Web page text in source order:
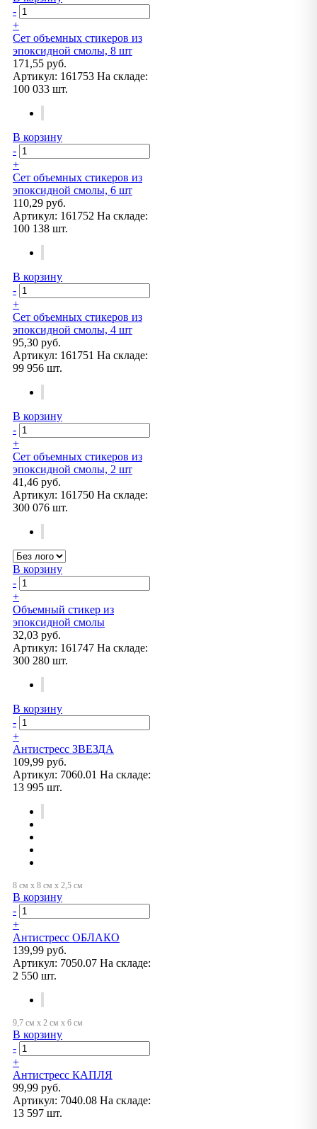
-
+
Сет объемных стикеров из
эпоксидной смолы, 8 шт
171,55 руб.
Артикул: 161753 На складе:
100 033 шт.
В корзину
-
+
Сет объемных стикеров из
эпоксидной смолы, 6 шт
110,29 руб.
Артикул: 161752 На складе:
100 138 шт.
В корзину
-
+
Сет объемных стикеров из
эпоксидной смолы, 4 шт
95,30 руб.
Артикул: 161751 На складе:
99 956 шт.
В корзину
-
+
Сет объемных стикеров из
эпоксидной смолы, 2 шт
41,46 руб.
Артикул: 161750 На складе:
300 076 шт.
В корзину
-
+
Объемный стикер из
эпоксидной смолы
32,03 руб.
Артикул: 161747 На складе:
300 280 шт.
В корзину
-
+
Антистресс ЗВЕЗДА
109,99 руб.
Артикул: 7060.01 На складе:
13 995 шт.
В корзину
-
+
Антистресс ОБЛАКО
139,99 руб.
Артикул: 7050.07 На складе:
2 550 шт.
В корзину
-
+
Антистресс КАПЛЯ
99,99 руб.
Артикул: 7040.08 На складе:
13 597 шт.